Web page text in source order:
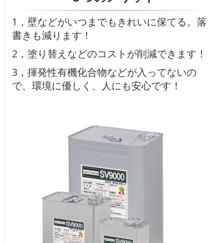
1，壁などがいつまでもきれいに保てる。落
書きも減ります！
2，塗り替えなどのコストが削減できます！
3，揮発性有機化合物などが入ってないの
で、環境に優しく、人にも安心です！